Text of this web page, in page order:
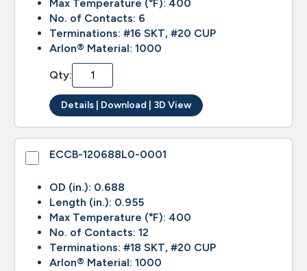
Max Temperature (°F): 400
No. of Contacts: 6
Terminations: #16 SKT, #20 CUP
Arlon® Material: 1000
Qty:
Details | Download | 3D View
ECCB-120688L0-0001
OD (in.): 0.688
Length (in.): 0.955
Max Temperature (°F): 400
No. of Contacts: 12
Terminations: #18 SKT, #20 CUP
Arlon® Material: 1000